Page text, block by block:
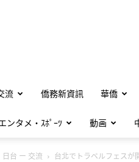
流 僑務新資訊 華僑
ンタメ・ｽﾎﾟｰﾂ 動画
日台 ー 交流 台北でトラベルフェスが